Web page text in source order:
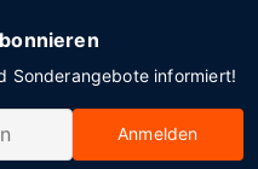
Sonderangebote informiert!
Anmelden